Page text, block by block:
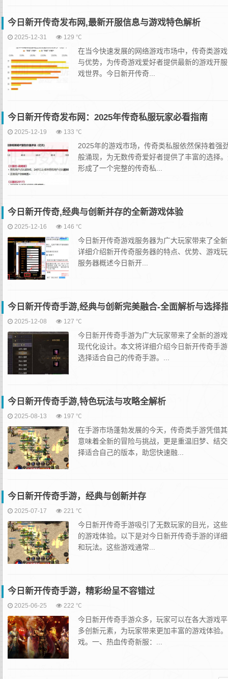
今日新开传奇发布网,最新开服信息与游戏特色解析
2025-12-31 129 ℃
在当今快速发展的网络游戏市场中，传奇类游
与优势，为传奇游戏爱好者提供最新的游戏开
戏世界。今日新开传奇...
今日新开传奇发布网：2025年传奇私服玩家必看指南
2025-12-19 133 ℃
2025年的游戏市场，传奇类私服依然保持着强
般涌现，为无数传奇爱好者提供了丰富的选择
形成了一个完整的传奇私...
今日新开传奇,经典与创新并存的全新游戏体验
2025-12-16 146 ℃
今日新开传奇游戏服务器为广大玩家带来了全
详细介绍新开传奇服务器的特点、优势、游戏
服务器概述今日新开...
今日新开传奇手游,经典与创新完美融合-全面解析与选择
2025-12-08 127 ℃
今日新开传奇手游为广大玩家带来了全新的游
现代化设计。本文将详细介绍今日新开传奇手
选择适合自己的传奇手游。...
今日新开传奇手游,特色玩法与攻略全解析
2025-08-13 197 ℃
在手游市场蓬勃发展的今天，传奇类手游凭借
意味着全新的冒险与挑战，更是重温旧梦、结
择适合自己的版本，助您快速融...
今日新开传奇手游，经典与创新并存
2025-07-17 221 ℃
今日新开传奇手游吸引了无数玩家的目光，这
的游戏体验。以下是对今日新开传奇手游的详
和玩法。这些游戏通常...
今日新开传奇手游，精彩纷呈不容错过
2025-06-25 222 ℃
今日新开传奇手游众多，玩家可以在各大游戏
多创新元素，为玩家带来更加丰富的游戏体验
戏。一、热血传奇新服：...